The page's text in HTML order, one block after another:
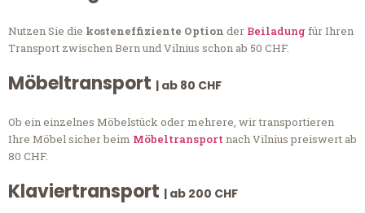
Nutzen Sie die kosteneffiziente Option der Beiladung für Ihren
Transport zwischen Bern und Vilnius schon ab 50 CHF.
Möbeltransport | ab 80 CHF
Ob ein einzelnes Möbelstück oder mehrere, wir transportieren
Ihre Möbel sicher beim Möbeltransportnach Vilnius preiswert ab
80 CHF.
Klaviertransport | ab 200 CHF